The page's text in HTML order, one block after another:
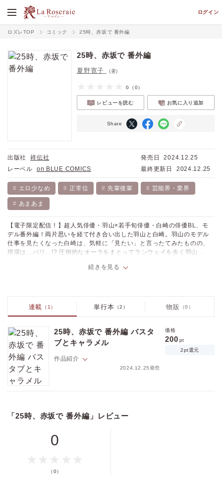
ログイン
ロズレTOP コミック 25時、赤坂で 番外編
25時、赤坂で 番外編
夏野寛子 (著)
0 （0）
レビューを読む お気に入り追加
Share
出版社
祥伝社
レーベル
on BLUE COMICS
発売日
2024.12.25
最終更新日
2024.12.25
エロ少なめ 正常位 先輩後輩 芸能界・業界
あまあま
【電子限定配信！】超人気俳優・羽山×若手旬俳優・白崎の俳優BL、モ
デル番外編！両片思いを経て付き合い出した羽山と白崎。羽山のモデル
仕事を見たくなった白崎は、気軽に「見たい」と言ったてみたものの、
現場は…パリ…!? 圧倒的なオーラをまとってランウェイを歩く羽山を
続きを見る
連載 （1） 単行本 （2） 物販 （0）
25時、赤坂で 番外編 バスタ
ブとキャラメル
作品紹介
2024.12.25発売
価格
200 pt
2pt還元
「旅行に行きませんか？」
多忙な中、スケジュールを合わせ、億劫がる麻水を楽しげなプランで説
得して準備は万端。だけど…!?
「25時、赤坂で 番外編」レビュー
0
（0）